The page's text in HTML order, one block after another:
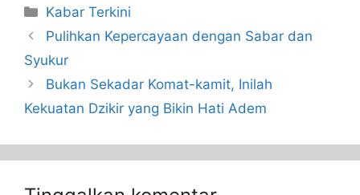
Kabar Terkini
Pulihkan Kepercayaan dengan Sabar dan
Syukur
Bukan Sekadar Komat-kamit, Inilah
Kekuatan Dzikir yang Bikin Hati Adem